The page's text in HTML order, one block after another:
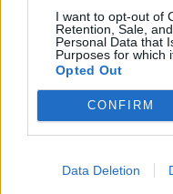
I want to opt-out of
Retention, Sale,
Personal Data that
Purposes for which
Opted Out
CONFIRM
Data Deletion
07:52
Σεισμός 5,8 βαθμών
Φωτιά τα ξημερώματα
ένα 24ωρο